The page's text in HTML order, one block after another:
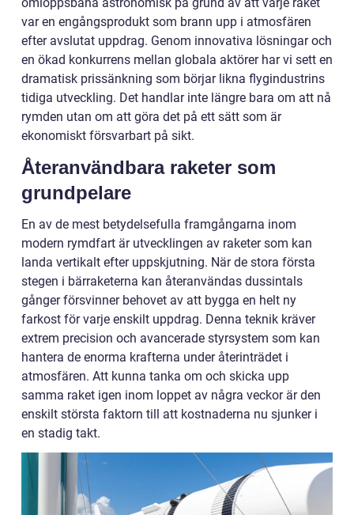
var en engångsprodukt som brann upp i atmosfären
efter avslutat uppdrag. Genom innovativa lösningar och
en ökad konkurrens mellan globala aktörer har vi sett en
dramatisk prissänkning som börjar likna flygindustrins
tidiga utveckling. Det handlar inte längre bara om att nå
rymden utan om att göra det på ett sätt som är
ekonomiskt försvarbart på sikt.
Återanvändbara raketer som
grundpelare
En av de mest betydelsefulla framgångarna inom
modern rymdfart är utvecklingen av raketer som kan
landa vertikalt efter uppskjutning. När de stora första
stegen i bärraketerna kan återanvändas dussintals
gånger försvinner behovet av att bygga en helt ny
farkost för varje enskilt uppdrag. Denna teknik kräver
extrem precision och avancerade styrsystem som kan
hantera de enorma krafterna under återinträdet i
atmosfären. Att kunna tanka om och skicka upp
samma raket igen inom loppet av några veckor är den
enskilt största faktorn till att kostnaderna nu sjunker i
en stadig takt.